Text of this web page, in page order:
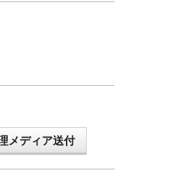
メディア送付